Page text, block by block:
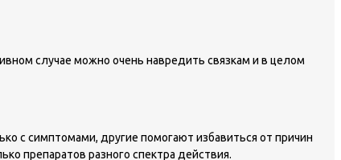
случае можно очень навредить связкам и в целом
с симптомами, другие помогают избавиться от причин
препаратов разного спектра действия.